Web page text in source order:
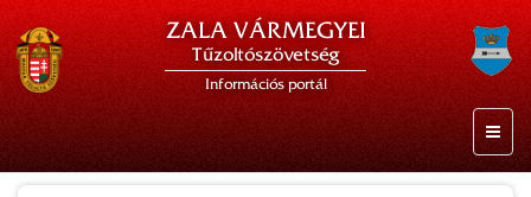
ZALA VÁRMEGYEI
Tűzoltószövetség
Információs portál